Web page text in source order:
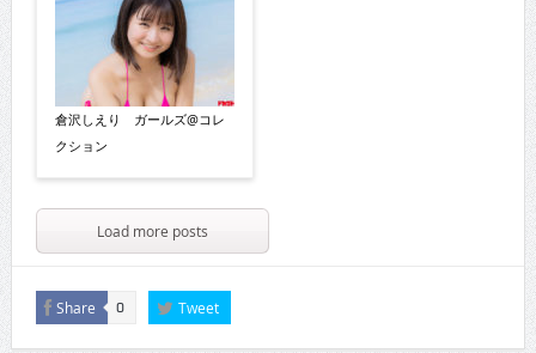
倉沢しえり ガールズ@コレ
クション
Load more posts
Share 0 Tweet